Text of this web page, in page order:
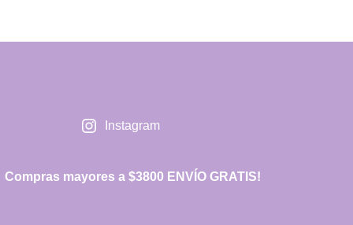
Instagram
Compras mayores a $3800 ENVÍO GRATIS!